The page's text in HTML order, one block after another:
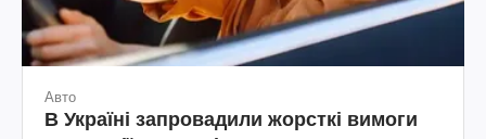
Авто
В Україні запровадили жорсткі вимоги